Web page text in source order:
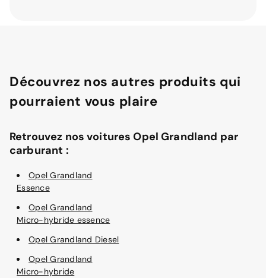
Découvrez nos autres produits qui
pourraient vous plaire
Retrouvez nos voitures Opel Grandland par
carburant :
Opel Grandland
Essence
Opel Grandland
Micro-hybride essence
Opel Grandland Diesel
Opel Grandland
Micro-hybride